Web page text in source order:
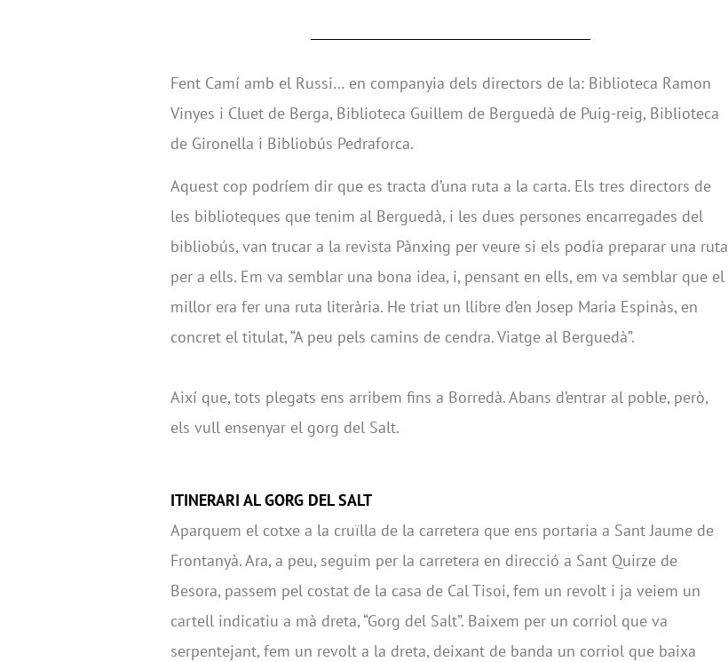
Fent Camí amb el Russi… en companyia dels directors de la: Biblioteca Ramon
Vinyes i Cluet de Berga, Biblioteca Guillem de Berguedà de Puig-reig, Biblioteca
de Gironella i Bibliobús Pedraforca.
Aquest cop podríem dir que es tracta d’una ruta a la carta. Els tres directors de
les biblioteques que tenim al Berguedà, i les dues persones encarregades del
bibliobús, van trucar a la revista Pànxing per veure si els podia preparar una ruta
per a ells. Em va semblar una bona idea, i, pensant en ells, em va semblar que el
millor era fer una ruta literària. He triat un llibre d’en Josep Maria Espinàs, en
concret el titulat, “A peu pels camins de cendra. Viatge al Berguedà”.
Així que, tots plegats ens arribem fins a Borredà. Abans d’entrar al poble, però,
els vull ensenyar el gorg del Salt.
ITINERARI AL GORG DEL SALT
Aparquem el cotxe a la cruïlla de la carretera que ens portaria a Sant Jaume de
Frontanyà. Ara, a peu, seguim per la carretera en direcció a Sant Quirze de
Besora, passem pel costat de la casa de Cal Tisoi, fem un revolt i ja veiem un
cartell indicatiu a mà dreta, “Gorg del Salt”. Baixem per un corriol que va
serpentejant, fem un revolt a la dreta, deixant de banda un corriol que baixa